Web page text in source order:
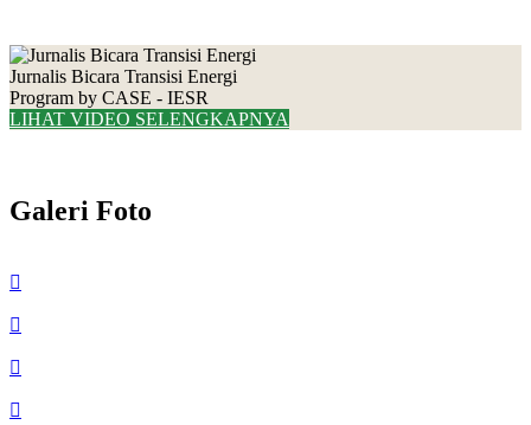
Jurnalis Bicara Transisi Energi
Program by CASE - IESR
LIHAT VIDEO SELENGKAPNYA
Galeri Foto